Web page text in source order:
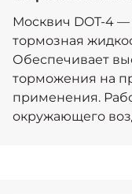
Москвич DOT-4
тормозная
Обеспечивает
торможения на
применения.
окружающего